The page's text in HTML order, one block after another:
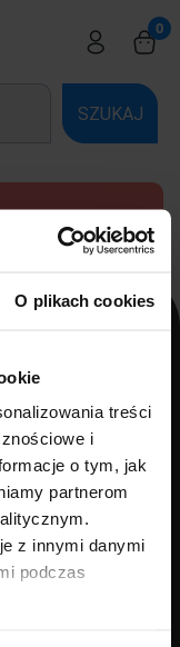
O plikach cookies
treści
i
o tym, jak
partnerom
z innymi danymi
podczas
SZUKAJ